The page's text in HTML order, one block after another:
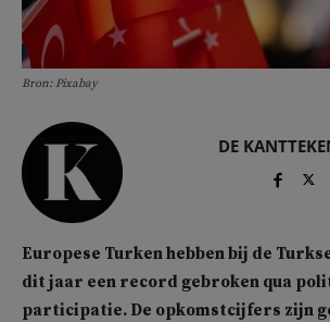
Bron: Pixabay
DE
Europese Turken hebben bij de
dit jaar een record gebroken qua
participatie. De opkomstcijfers zijn